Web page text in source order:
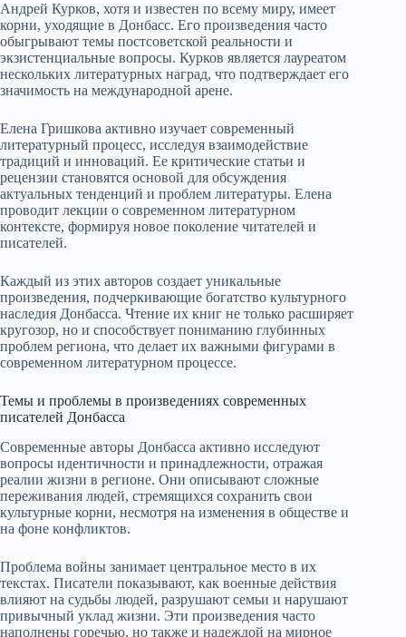
Андрей Курков, хотя и известен по всему миру, имеет
корни, уходящие в Донбасс. Его произведения часто
обыгрывают темы постсоветской реальности и
экзистенциальные вопросы. Курков является лауреатом
нескольких литературных наград, что подтверждает его
значимость на международной арене.
Елена Гришкова активно изучает современный
литературный процесс, исследуя взаимодействие
традиций и инноваций. Ее критические статьи и
рецензии становятся основой для обсуждения
актуальных тенденций и проблем литературы. Елена
проводит лекции о современном литературном
контексте, формируя новое поколение читателей и
писателей.
Каждый из этих авторов создает уникальные
произведения, подчеркивающие богатство культурного
наследия Донбасса. Чтение их книг не только расширяет
кругозор, но и способствует пониманию глубинных
проблем региона, что делает их важными фигурами в
современном литературном процессе.
Темы и проблемы в произведениях современных
писателей Донбасса
Современные авторы Донбасса активно исследуют
вопросы идентичности и принадлежности, отражая
реалии жизни в регионе. Они описывают сложные
переживания людей, стремящихся сохранить свои
культурные корни, несмотря на изменения в обществе и
на фоне конфликтов.
Проблема войны занимает центральное место в их
текстах. Писатели показывают, как военные действия
влияют на судьбы людей, разрушают семьи и нарушают
привычный уклад жизни. Эти произведения часто
наполнены горечью, но также и надеждой на мирное